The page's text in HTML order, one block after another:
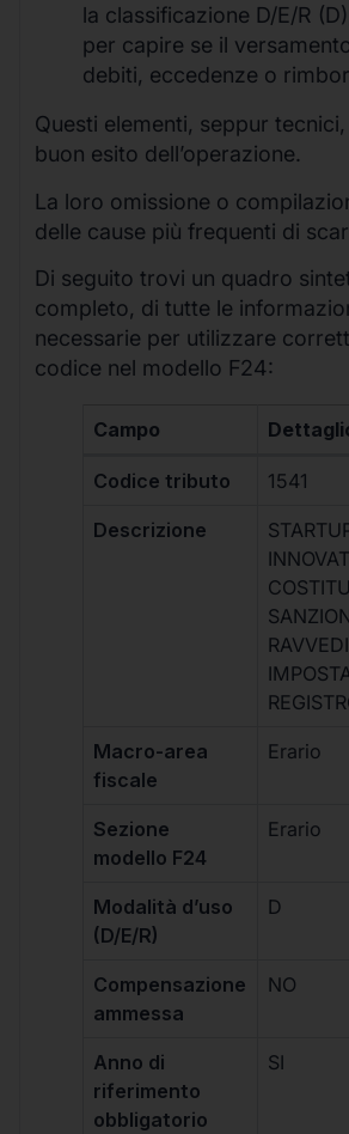
la classificazione D/E/R
per capire se il
debiti, eccedenze o
Questi elementi, seppur
buon esito dell’operazione.
La loro omissione o
delle cause più frequenti di
Di seguito trovi un quadro
completo, di tutte le
necessarie per utilizzare
codice nel modello F24:
Campo
Codice tributo 1541
Descrizione
Macro-area
fiscale
Erario
Sezione
modello F24
Erario
Modalità d’uso
(D/E/R)
D
Compensazione
ammessa
NO
Anno di
riferimento
obbligatorio
SI